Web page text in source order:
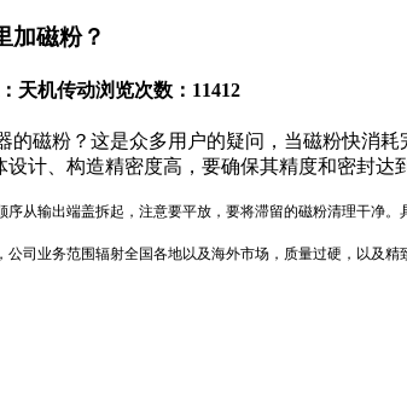
加磁粉？
天机传动浏览次数：11412
的磁粉？这是众多用户的疑问，当磁粉快消
计、构造精密度高，要确保其精度和密封达
从输出端盖拆起，注意要平放，要将滞留的磁粉清理干净。
司业务范围辐射全国各地以及海外市场，质量过硬，以及